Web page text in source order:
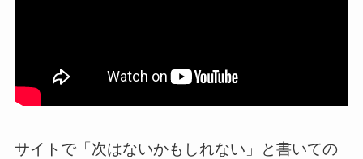
サイトで「次はないかもしれない」と書いての